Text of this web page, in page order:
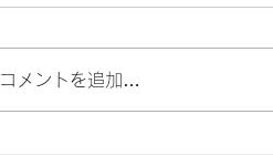
高校野球
コメントを追加…